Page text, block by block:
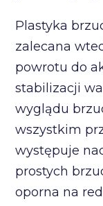
Plastyka
zalecana
powrotu do
stabilizacji
wyglądu
wszystkim
występuje
prostych
oporna na